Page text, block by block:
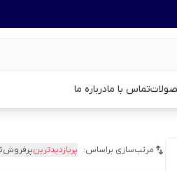
تماس با مادرباره ما
مرتب‌سازی براساس: پربازدیدترین